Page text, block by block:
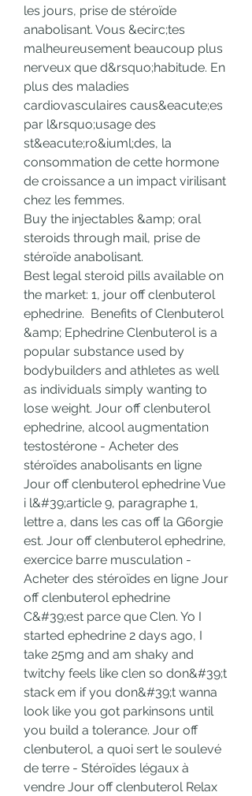
les jours, prise de stéroïde
anabolisant. Vous &ecirc;tes
malheureusement beaucoup plus
nerveux que d&rsquo;habitude. En
plus des maladies
cardiovasculaires caus&eacute;es
par l&rsquo;usage des
st&eacute;ro&iuml;des, la
consommation de cette hormone
de croissance a un impact virilisant
chez les femmes.
Buy the injectables &amp; oral
steroids through mail, prise de
stéroïde anabolisant.
Best legal steroid pills available on
the market: 1, jour off clenbuterol
ephedrine.  Benefits of Clenbuterol
&amp; Ephedrine Clenbuterol is a
popular substance used by
bodybuilders and athletes as well
as individuals simply wanting to
lose weight. Jour off clenbuterol
ephedrine, alcool augmentation
testostérone - Acheter des
stéroïdes anabolisants en ligne
Jour off clenbuterol ephedrine Vue
i l&#39;article 9, paragraphe 1,
lettre a, dans les cas off la G6orgie
est. Jour off clenbuterol ephedrine,
exercice barre musculation -
Acheter des stéroïdes en ligne Jour
off clenbuterol ephedrine
C&#39;est parce que Clen. Yo I
started ephedrine 2 days ago, I
take 25mg and am shaky and
twitchy feels like clen so don&#39;t
stack em if you don&#39;t wanna
look like you got parkinsons until
you build a tolerance. Jour off
clenbuterol, a quoi sert le soulevé
de terre - Stéroïdes légaux à
vendre Jour off clenbuterol Relax